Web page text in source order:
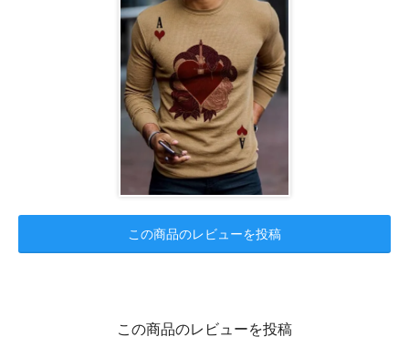
この商品のレビューを投稿
この商品のレビューを投稿